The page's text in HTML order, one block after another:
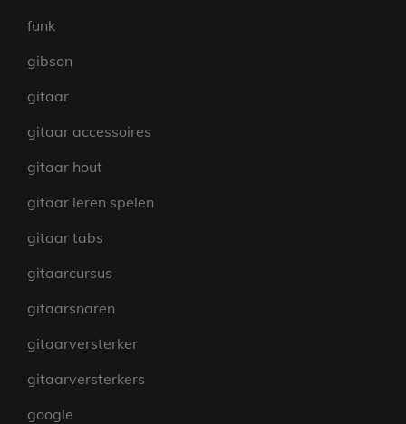
funk
gibson
gitaar
gitaar accessoires
gitaar hout
gitaar leren spelen
gitaar tabs
gitaarcursus
gitaarsnaren
gitaarversterker
gitaarversterkers
google